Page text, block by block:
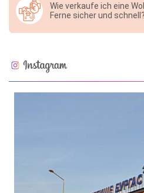
Wie verkaufe ich eine
Ferne sicher und schnell?